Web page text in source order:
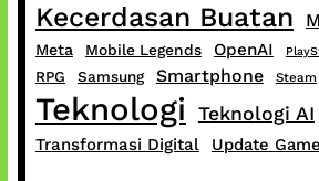
Kecerdasan Buatan
Meta Mobile Legends OpenAI
RPG Samsung Smartphone Steam
Teknologi Teknologi AI
Transformasi Digital Update Game